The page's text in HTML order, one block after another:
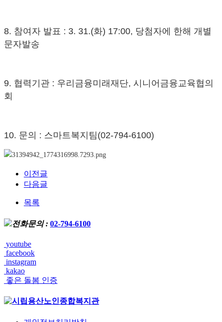
8. 참여자 발표 : 3. 31.(화) 17:00, 당첨자에 한해 개별
문자발송
9. 협력기관 : 우리금융미래재단, 시니어금융교육협의
회
10. 문의 : 스마트복지팀(02-794-6100)
이전글
다음글
목록
전화문의 : 02-794-6100
youtube
facebook
instagram
kakao
좋은 돌봄 인증